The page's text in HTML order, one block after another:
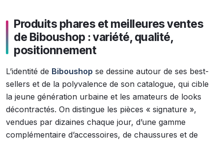
Produits phares et meilleures ventes
de Biboushop : variété, qualité,
positionnement
L’identité de Biboushop se dessine autour de ses best-
sellers et de la polyvalence de son catalogue, qui cible
la jeune génération urbaine et les amateurs de looks
décontractés. On distingue les pièces « signature »,
vendues par dizaines chaque jour, d’une gamme
complémentaire d’accessoires, de chaussures et de